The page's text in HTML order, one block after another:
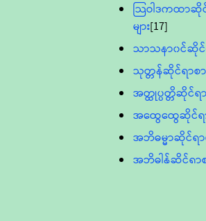
သြဝါဒကထာဆို
များ[17]
သာသနာ၀င်ဆိုင်
သုတ္တန်ဆိုင်ရာစာ
အတ္ထုပ္ပတ္တိဆိုင်ရ
အထွေထွေဆိုင်ရာ
အဘိဓမ္မာဆိုင်ရာ
အဘိဓါန်ဆိုင်ရာစ